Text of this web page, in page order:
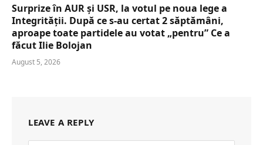
Surprize în AUR și USR, la votul pe noua lege a
Integrității. După ce s-au certat 2 săptămâni,
aproape toate partidele au votat „pentru” Ce a
făcut Ilie Bolojan
August 5, 2026
LEAVE A REPLY